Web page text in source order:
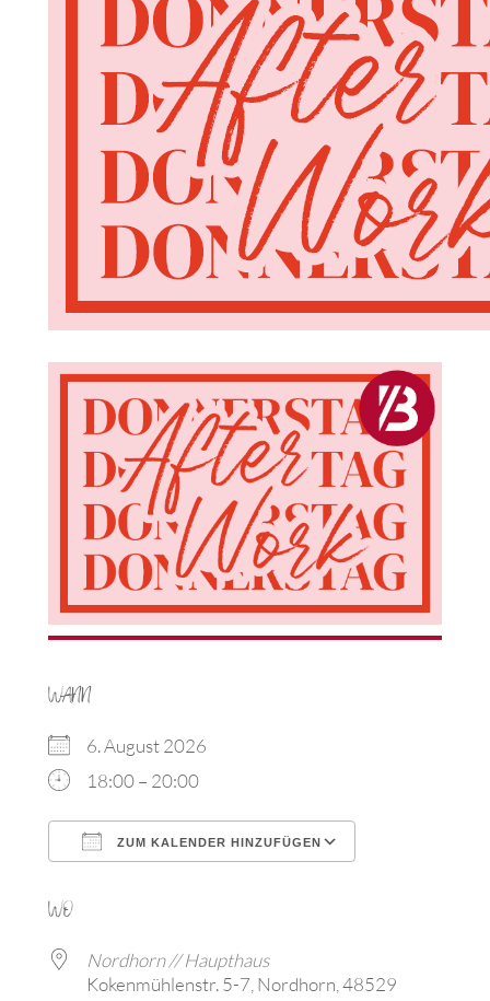
WANN
6. August 2026
18:00 – 20:00
ZUM KALENDER HINZUFÜGEN
WO
Nordhorn // Haupthaus
Kokenmühlenstr. 5-7, Nordhorn, 48529